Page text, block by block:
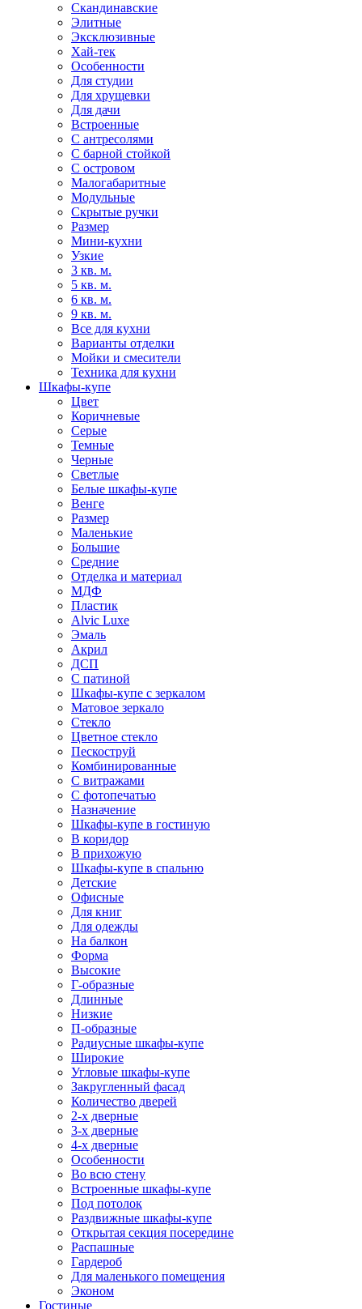
Скандинавские
Элитные
Эксклюзивные
Хай-тек
Особенности
Для студии
Для хрущевки
Для дачи
Встроенные
С антресолями
С барной стойкой
С островом
Малогабаритные
Модульные
Скрытые ручки
Размер
Мини-кухни
Узкие
3 кв. м.
5 кв. м.
6 кв. м.
9 кв. м.
Все для кухни
Варианты отделки
Мойки и смесители
Техника для кухни
Шкафы-купе
Цвет
Коричневые
Серые
Темные
Черные
Светлые
Белые шкафы-купе
Венге
Размер
Маленькие
Большие
Средние
Отделка и материал
МДФ
Пластик
Alvic Luxe
Эмаль
Акрил
ДСП
С патиной
Шкафы-купе с зеркалом
Матовое зеркало
Стекло
Цветное стекло
Пескоструй
Комбинированные
С витражами
С фотопечатью
Назначение
Шкафы-купе в гостиную
В коридор
В прихожую
Шкафы-купе в спальню
Детские
Офисные
Для книг
Для одежды
На балкон
Форма
Высокие
Г-образные
Длинные
Низкие
П-образные
Радиусные шкафы-купе
Широкие
Угловые шкафы-купе
Закругленный фасад
Количество дверей
2-х дверные
3-х дверные
4-х дверные
Особенности
Во всю стену
Встроенные шкафы-купе
Под потолок
Раздвижные шкафы-купе
Открытая секция посередине
Распашные
Гардероб
Для маленького помещения
Эконом
Гостиные